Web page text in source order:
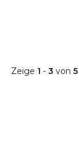
Zeige 1 - 3 von 5